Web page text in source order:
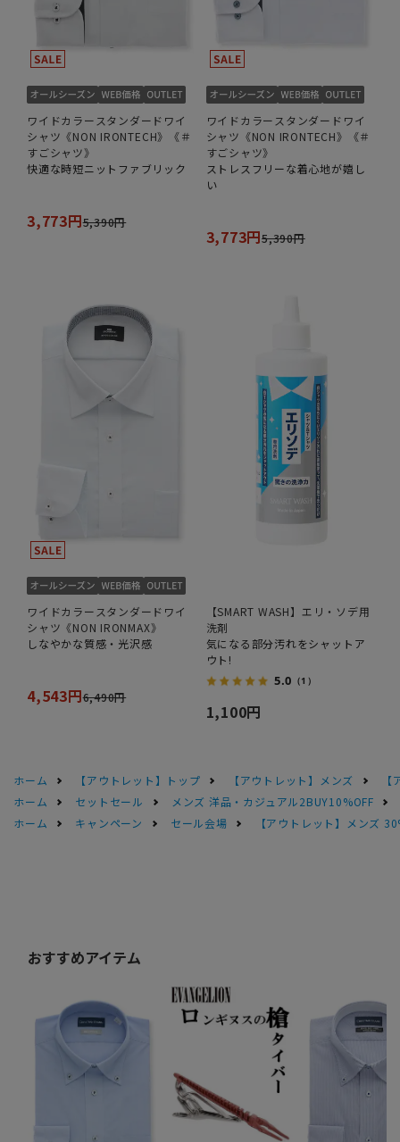
ワイドカラースタンダードワイ
シャツ《NON IRONTECH》《＃
すごシャツ》
快適な時短ニットファブリック
3,773円5,390円
ワイドカラースタンダードワイ
シャツ《NON IRONTECH》《＃
すごシャツ》
ストレスフリーな着心地が嬉し
い
3,773円5,390円
ワイドカラースタンダードワイ
シャツ《NON IRONMAX》
しなやかな質感・光沢感
4,543円6,490円
【SMART WASH】エリ・ソデ用
洗剤
気になる部分汚れをシャットア
ウト!
5.0 （1）
1,100円
ホーム 【アウトレット】トップ 【アウトレット】メンズ
ホーム
セットセール
メンズ 洋品・カジュアル2BUY10%OFF
ホーム
キャンペーン セール会場 【アウトレット】メンズ